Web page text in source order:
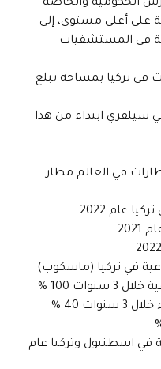
الحكومية والخاصة
على أعلى مستوى، إلى
في المستشفيات
في تركيا بمساحة تبلغ
سيلفري ابتداء من هذا
مطارات في العالم مطار
عام 2022
في تركيا (ماسكوب)
100 %
40 %
في اسطنبول وتركيا عام